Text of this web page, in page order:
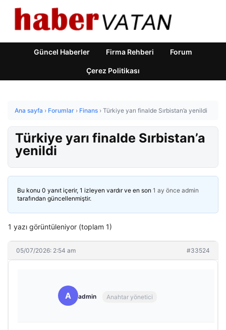
Güncel Haberler Firma Rehberi Forum
Çerez Politikası
Ana sayfa › Forumlar › Finans › Türkiye yarı finalde Sırbistan’a yenildi
Türkiye yarı finalde Sırbistan’a
yenildi
Bu konu 0 yanıt içerir, 1 izleyen vardır ve en son 1 ay önce admin
tarafından güncellenmiştir.
1 yazı görüntüleniyor (toplam 1)
05/07/2026: 2:54 am #33524
A admin Anahtar yönetici